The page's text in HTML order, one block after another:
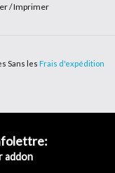
véhicules,
/Imprimer
Sans les Frais d'expédition
addon